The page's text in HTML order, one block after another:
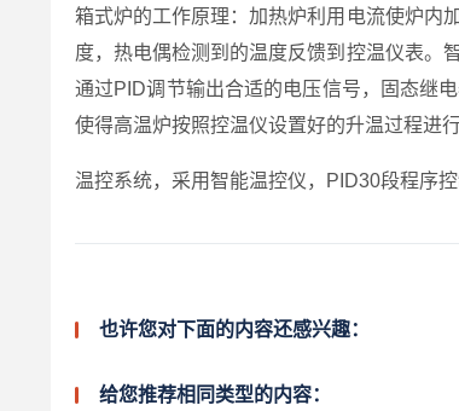
箱式炉的工作原理：加热炉利用电流使炉内
度，热电偶检测到的温度反馈到控温仪表。
通过PID调节输出合适的电压信号，固态继
使得高温炉按照控温仪设置好的升温过程进行
温控系统，采用智能温控仪，PID30段程序
也许您对下面的内容还感兴趣：
给您推荐相同类型的内容：